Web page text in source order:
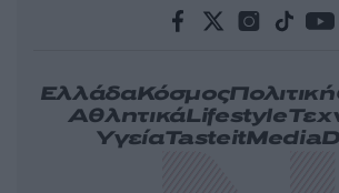
ΕλλάδαΚόσμοςΠολιτική
ΑθλητικάLifestyle
ΥγείαTasteitMedia